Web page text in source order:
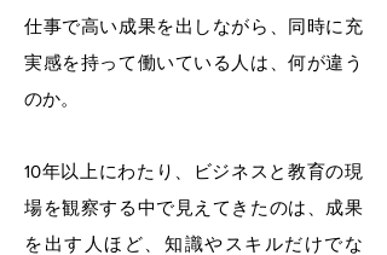
仕事で高い成果を出しながら、同時に充
実感を持って働いている人は、何が違う
のか。
​10年以上にわたり、ビジネスと教育の現
場を観察する中で見えてきたのは、成果
を出す人ほど、知識やスキルだけでな